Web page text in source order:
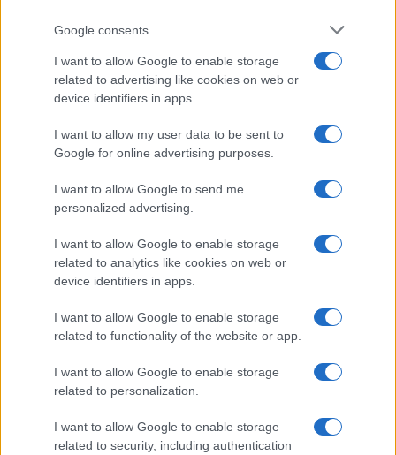
Google consents
I want to allow Google to enable storage
related to advertising like cookies on web or
device identifiers in apps.
I want to allow my user data to be sent to
Google for online advertising purposes.
I want to allow Google to send me
personalized advertising.
I want to allow Google to enable storage
related to analytics like cookies on web or
device identifiers in apps.
I want to allow Google to enable storage
related to functionality of the website or app.
I want to allow Google to enable storage
related to personalization.
I want to allow Google to enable storage
related to security, including authentication
Tecnica classica sci di fondo: assetto, spinta,
scivolata e frenata
Marco Tessari · 4 Ago 2026
Elia Barp, Giovanni Ticcò, Virginia Cena e Caterina
Ganz in gara dal 5 al 8 agosto
Marco Tessari · 4 Ago 2026